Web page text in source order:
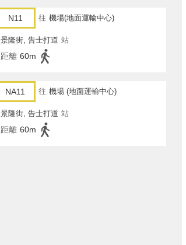
N11 往 機場(地面運輸中心)
景隆街, 告士打道 站
距離 60m
NA11 往 機場 (地面運輸中心)
景隆街, 告士打道 站
距離 60m